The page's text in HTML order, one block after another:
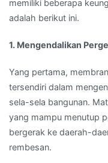
memiliki beberapa
adalah berikut ini.
1. Mengendalikan
Yang pertama,
tersendiri dalam
sela-sela bangunan.
yang mampu menutup
bergerak ke daerah-
rembesan.